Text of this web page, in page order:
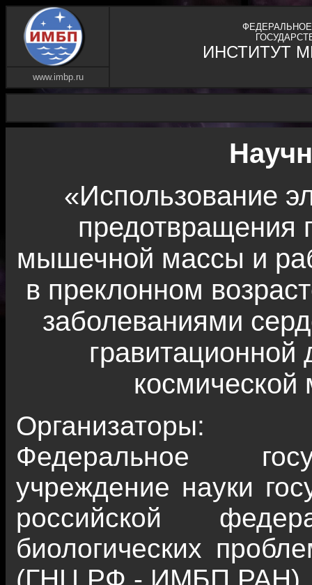
ИНСТИТУТ
www.imbp.ru
«Использование
предотвращения
мышечной массы и
в преклонном
заболеваниями
гравитационной
Организаторы:
Федеральное
учреждение науки
российской
биологических